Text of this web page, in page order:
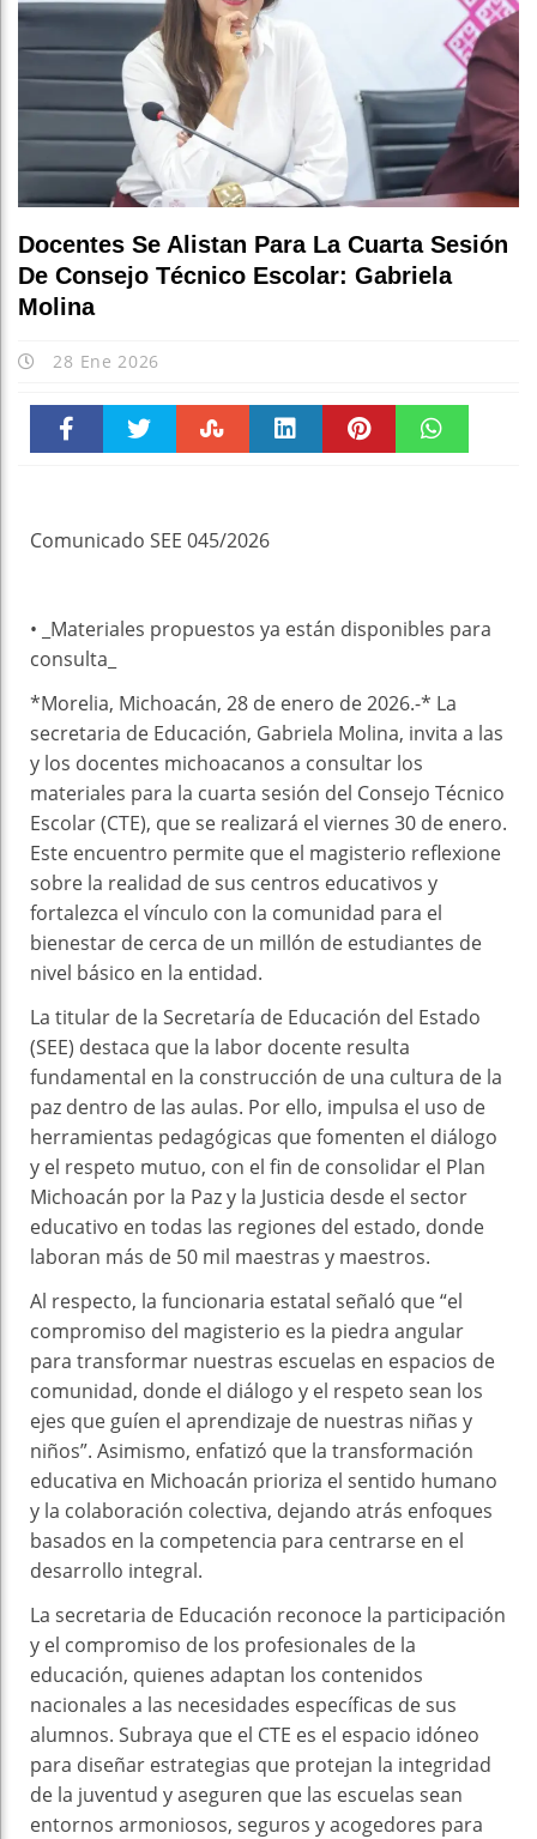
Docentes Se Alistan Para La Cuarta Sesión
De Consejo Técnico Escolar: Gabriela
Molina
28 Ene 2026
Comunicado SEE 045/2026
• _Materiales propuestos ya están disponibles para
consulta_
*Morelia, Michoacán, 28 de enero de 2026.-* La
secretaria de Educación, Gabriela Molina, invita a las
y los docentes michoacanos a consultar los
materiales para la cuarta sesión del Consejo Técnico
Escolar (CTE), que se realizará el viernes 30 de enero.
Este encuentro permite que el magisterio reflexione
sobre la realidad de sus centros educativos y
fortalezca el vínculo con la comunidad para el
bienestar de cerca de un millón de estudiantes de
nivel básico en la entidad.
La titular de la Secretaría de Educación del Estado
(SEE) destaca que la labor docente resulta
fundamental en la construcción de una cultura de la
paz dentro de las aulas. Por ello, impulsa el uso de
herramientas pedagógicas que fomenten el diálogo
y el respeto mutuo, con el fin de consolidar el Plan
Michoacán por la Paz y la Justicia desde el sector
educativo en todas las regiones del estado, donde
laboran más de 50 mil maestras y maestros.
Al respecto, la funcionaria estatal señaló que “el
compromiso del magisterio es la piedra angular
para transformar nuestras escuelas en espacios de
comunidad, donde el diálogo y el respeto sean los
ejes que guíen el aprendizaje de nuestras niñas y
niños”. Asimismo, enfatizó que la transformación
educativa en Michoacán prioriza el sentido humano
y la colaboración colectiva, dejando atrás enfoques
basados en la competencia para centrarse en el
desarrollo integral.
La secretaria de Educación reconoce la participación
y el compromiso de los profesionales de la
educación, quienes adaptan los contenidos
nacionales a las necesidades específicas de sus
alumnos. Subraya que el CTE es el espacio idóneo
para diseñar estrategias que protejan la integridad
de la juventud y aseguren que las escuelas sean
entornos armoniosos, seguros y acogedores para